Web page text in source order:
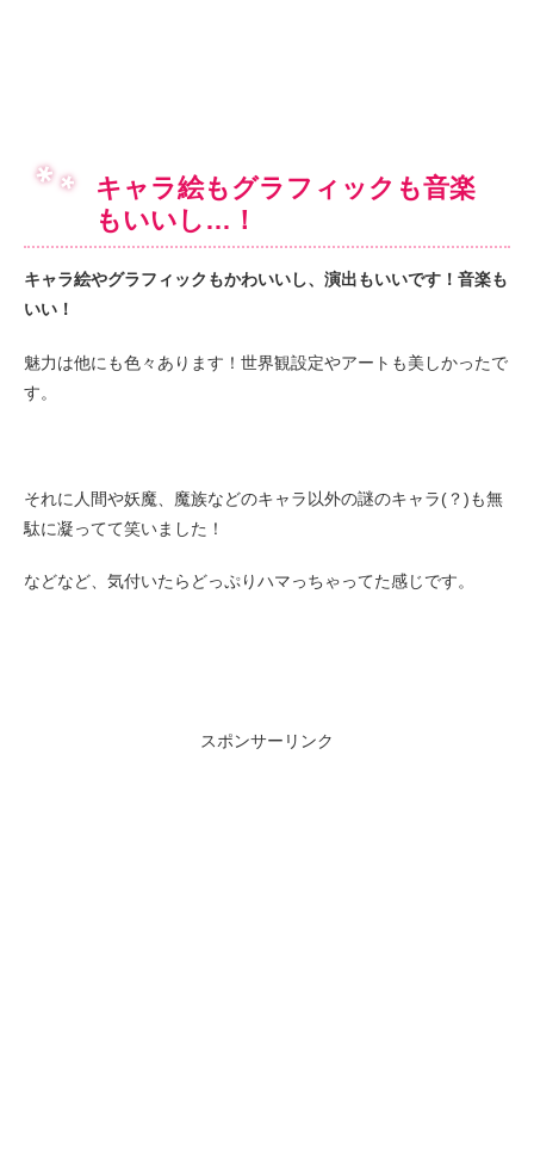
キャラ絵もグラフィックも音楽
もいいし…！
キャラ絵やグラフィックもかわいいし、演出もいいです！音楽も
いい！
魅力は他にも色々あります！世界観設定やアートも美しかったで
す。
それに人間や妖魔、魔族などのキャラ以外の謎のキャラ(？)も無
駄に凝ってて笑いました！
などなど、気付いたらどっぷりハマっちゃってた感じです。
スポンサーリンク